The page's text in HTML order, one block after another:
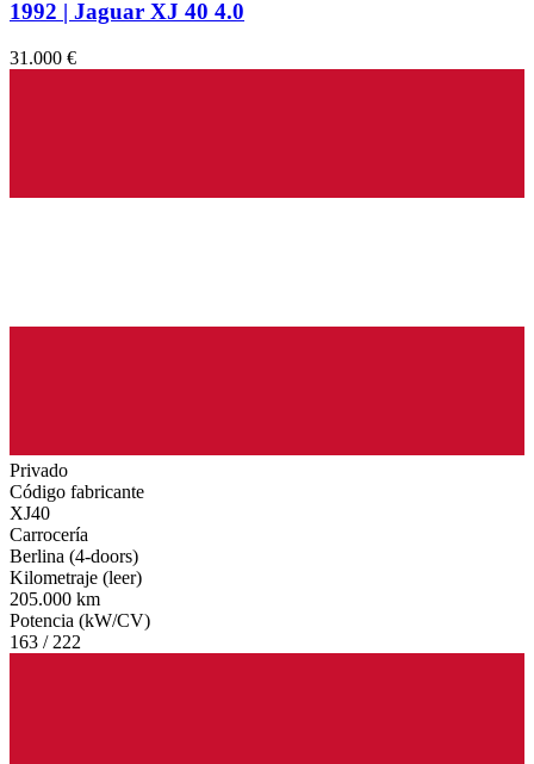
1992 | Jaguar XJ 40 4.0
31.000 €
Privado
Código fabricante
XJ40
Carrocería
Berlina (4-doors)
Kilometraje (leer)
205.000 km
Potencia (kW/CV)
163 / 222